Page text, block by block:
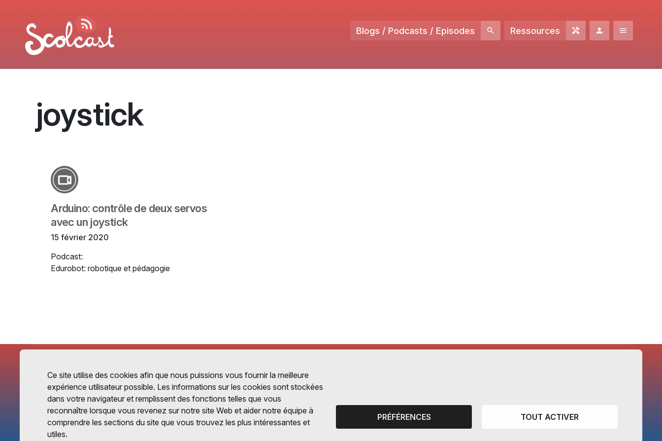
Blogs / Podcasts / Episodes Ressources
joystick
Arduino: contrôle de deux servos
avec un joystick
15 février 2020
Podcast:
Edurobot: robotique et pédagogie
Ce site utilise des cookies afin que nous puissions vous fournir la meilleure
expérience utilisateur possible. Les informations sur les cookies sont stockées
dans votre navigateur et remplissent des fonctions telles que vous
reconnaître lorsque vous revenez sur notre site Web et aider notre équipe à
comprendre les sections du site que vous trouvez les plus intéressantes et
utiles.
PRÉFÉRENCES TOUT ACTIVER